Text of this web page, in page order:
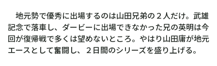
地元勢で優秀に出場するのは山田兄弟の２人だけ。武雄
記念で落車し、ダービーに出場できなかった兄の英明は今
回が復帰戦で多くは望めないところ。やはり山田庸が地元
エースとして奮闘し、２日間のシリーズを盛り上げる。